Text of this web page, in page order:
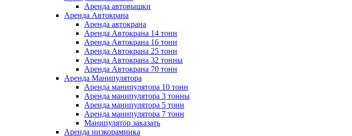
Аренда автовышки
Аренда Автокрана
Аренда автокрана
Аренда Автокрана 14 тонн
Аренда Автокрана 16 тонн
Аренда Автокрана 25 тонн
Аренда Автокрана 32 тонны
Аренда Автокрана 70 тонн
Аренда Манипулятора
Аренда манипулятора 10 тонн
Аренда манипулятора 3 тонны
Аренда манипулятора 5 тонн
Аренда манипулятора 7 тонн
Манипулятор заказать
Аренда низкорамника